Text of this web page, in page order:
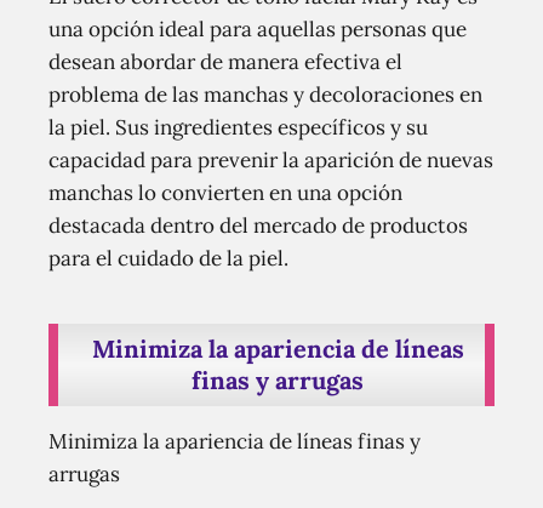
una opción ideal para aquellas personas que
desean abordar de manera efectiva el
problema de las manchas y decoloraciones en
la piel. Sus ingredientes específicos y su
capacidad para prevenir la aparición de nuevas
manchas lo convierten en una opción
destacada dentro del mercado de productos
para el cuidado de la piel.
Minimiza la apariencia de líneas
finas y arrugas
Minimiza la apariencia de líneas finas y
arrugas